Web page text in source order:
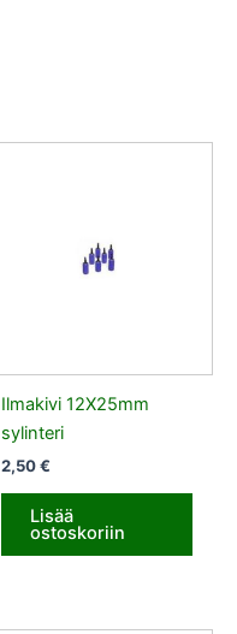
Ilmakivi 12X25mm
sylinteri
2,50€
Lisää
ostoskoriin